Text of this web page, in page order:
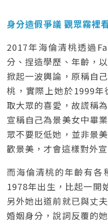
身分造假爭議 觀眾霧裡
2017年海倫清桃透過
分、捏造學歷、年齡，
掀起一波輿論，原稱自
桃，實際上她於1999
取大眾的喜愛，故謊稱
宣稱自己為景美女中畢
眾不要貶低她，並非景
歡景美，才會這樣對外宣
而海倫清桃的年齡有各
1978年出生，比起一開
另外她出道前就已與丈
婚姻身分，說詞反覆的